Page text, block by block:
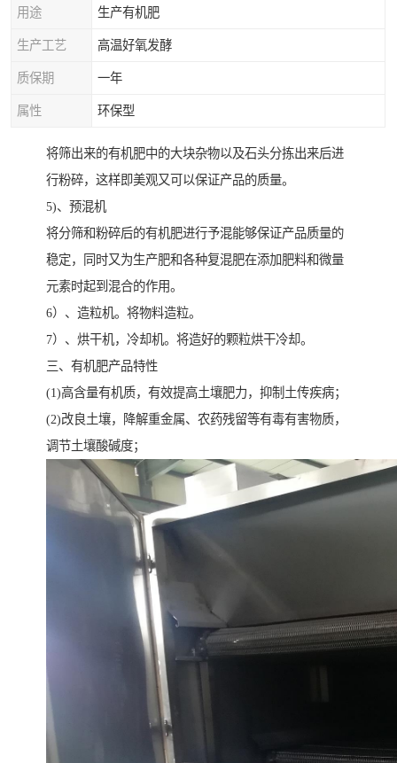
用途 生产有机肥
生产工艺 高温好氧发酵
质保期 一年
属性 环保型
将筛出来的有机肥中的大块杂物以及石头分拣出来后进
行粉碎，这样即美观又可以保证产品的质量。
5)、预混机
将分筛和粉碎后的有机肥进行予混能够保证产品质量的
稳定，同时又为生产肥和各种复混肥在添加肥料和微量
元素时起到混合的作用。
6）、造粒机。将物料造粒。
7）、烘干机，冷却机。将造好的颗粒烘干冷却。
三、有机肥产品特性
(1)高含量有机质，有效提高土壤肥力，抑制土传疾病；
(2)改良土壤，降解重金属、农药残留等有毒有害物质，
调节土壤酸碱度；